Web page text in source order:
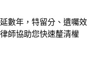
數年，特留分、遺囑效
師協助您快速釐清權